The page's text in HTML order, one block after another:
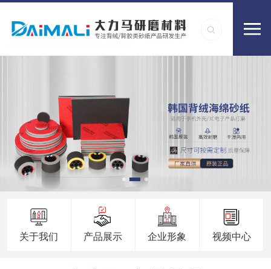
关于我们 产品展示 企业形象 视频中心